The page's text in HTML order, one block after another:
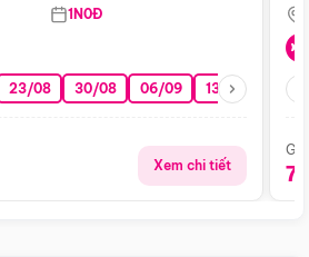
1N0Đ
23/08 30/08 06/09 13/09 20/09
Xem chi tiết